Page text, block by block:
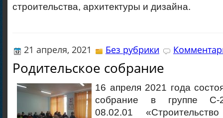
строительства, архитектуры и дизайна.
21 апреля, 2021 Без рубрики
Родительское собрание
16 апреля 2021 года
собрание в группе С-
08.02.01